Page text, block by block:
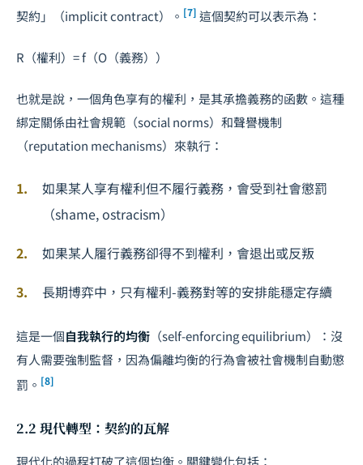
契約」（implicit contract）。 [7] 這個契約可以表示為：
R （權利）=f（O （義務））
也就是說，一個角色享有的權利，是其承擔義務的函數。這種
綁定關係由社會規範（social norms）和聲譽機制
（reputation mechanisms）來執行：
如果某人享有權利但不履行義務，會受到社會懲罰
（shame, ostracism）
如果某人履行義務卻得不到權利，會退出或反叛
長期博弈中，只有權利-義務對等的安排能穩定存續
這是一個自我執行的均衡 （self-enforcing equilibrium）：沒
有人需要強制監督，因為偏離均衡的行為會被社會機制自動懲
罰。 [8]
2.2 現代轉型：契約的瓦解
現代化的過程打破了這個均衡。關鍵變化包括：